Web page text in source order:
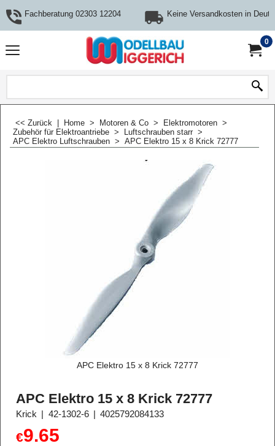
Fachberatung 02303 12204 Keine Versandkosten in
0
<< Zurück Home > Motoren & Co > Elektromotoren >
Zubehör für Elektroantriebe > Luftschrauben starr >
APC Elektro Luftschrauben > APC Elektro 15 x 8 Krick 72777
APC Elektro 15 x 8 Krick 72777
APC Elektro 15 x 8 Krick 72777
Krick 42-1302-6 4025792084133
€9.65